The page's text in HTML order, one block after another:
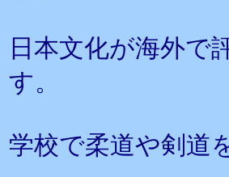
日本文化が海外で
す。
学校で柔道や剣道